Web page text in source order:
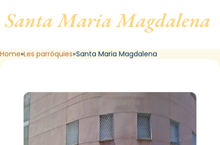
Santa Maria Magdalena
de Barcelona
Home Les parròquies Santa Maria Magdalena